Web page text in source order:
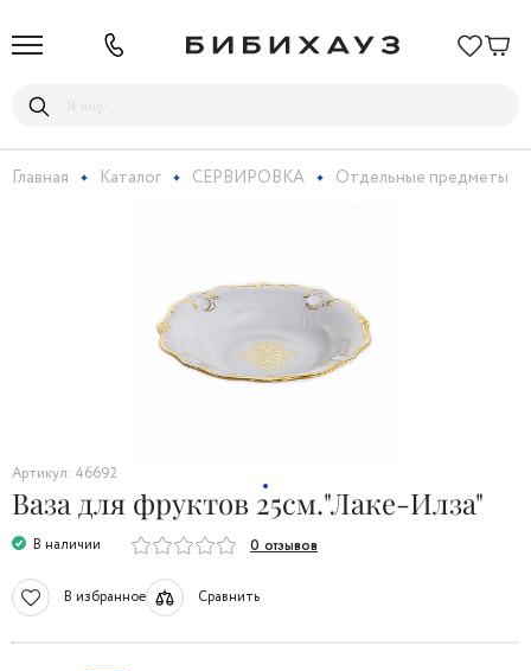
Главная Каталог СЕРВИРОВКА Отдельные предметы
Артикул: 46692
Ваза для фруктов 25см."Лаке-Илза"
В наличии 0 отзывов
В избранное Сравнить